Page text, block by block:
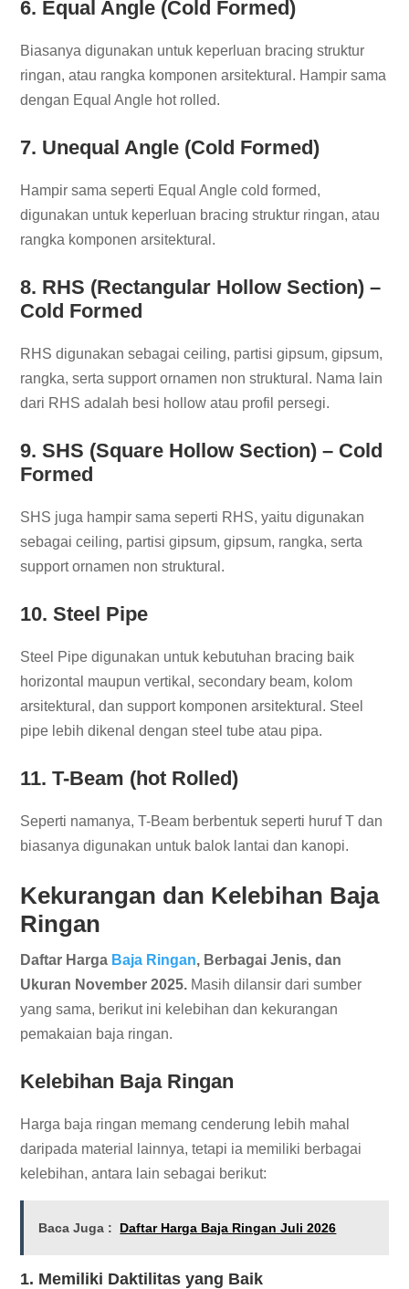
6. Equal Angle (Cold Formed)
Biasanya digunakan untuk keperluan bracing struktur
ringan, atau rangka komponen arsitektural. Hampir sama
dengan Equal Angle hot rolled.
7. Unequal Angle (Cold Formed)
Hampir sama seperti Equal Angle cold formed,
digunakan untuk keperluan bracing struktur ringan, atau
rangka komponen arsitektural.
8. RHS (Rectangular Hollow Section) –
Cold Formed
RHS digunakan sebagai ceiling, partisi gipsum, gipsum,
rangka, serta support ornamen non struktural. Nama lain
dari RHS adalah besi hollow atau profil persegi.
9. SHS (Square Hollow Section) – Cold
Formed
SHS juga hampir sama seperti RHS, yaitu digunakan
sebagai ceiling, partisi gipsum, gipsum, rangka, serta
support ornamen non struktural.
10. Steel Pipe
Steel Pipe digunakan untuk kebutuhan bracing baik
horizontal maupun vertikal, secondary beam, kolom
arsitektural, dan support komponen arsitektural. Steel
pipe lebih dikenal dengan steel tube atau pipa.
11. T-Beam (hot Rolled)
Seperti namanya, T-Beam berbentuk seperti huruf T dan
biasanya digunakan untuk balok lantai dan kanopi.
Kekurangan dan Kelebihan Baja
Ringan
Daftar Harga Baja Ringan, Berbagai Jenis, dan
Ukuran November 2025. Masih dilansir dari sumber
yang sama, berikut ini kelebihan dan kekurangan
pemakaian baja ringan.
Kelebihan Baja Ringan
Harga baja ringan memang cenderung lebih mahal
daripada material lainnya, tetapi ia memiliki berbagai
kelebihan, antara lain sebagai berikut:
Baca Juga : Daftar Harga Baja Ringan Juli 2026
1. Memiliki Daktilitas yang Baik